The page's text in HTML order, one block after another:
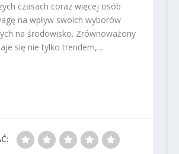
czasach coraz więcej osób
na wpływ swoich wyborów
na środowisko. Zrównoważony
się nie tylko trendem,...